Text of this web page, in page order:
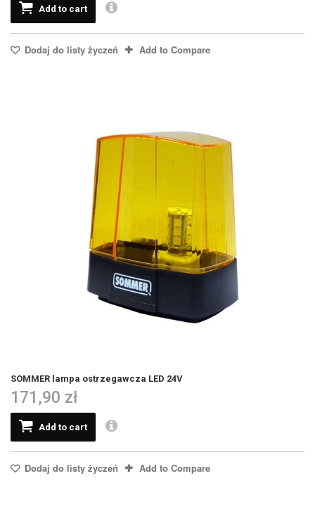
Add to cart
Dodaj do listy życzeń Add to Compare
SOMMER lampa ostrzegawcza LED 24V
171,90 zł
Add to cart
Dodaj do listy życzeń Add to Compare